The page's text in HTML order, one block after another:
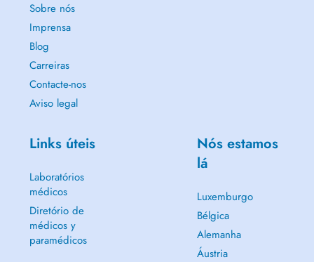
Sobre nós
Imprensa
Blog
Carreiras
Contacte-nos
Aviso legal
Links úteis
Laboratórios
médicos
Diretório de
médicos y
paramédicos
Nós estamos
lá
Luxemburgo
Bélgica
Alemanha
Áustria